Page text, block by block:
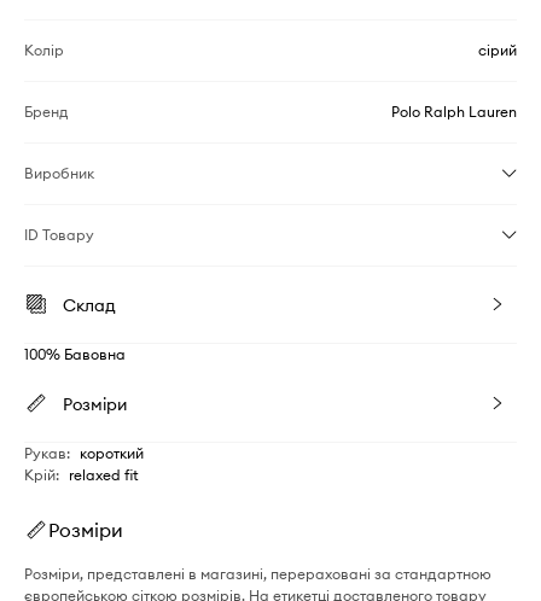
Колір сірий
Бренд Polo Ralph Lauren
Виробник
ID Товару
Склад
100% Бавовна
Розміри
Рукав: короткий
Крій: relaxed fit
Розміри
Розміри, представлені в магазині, перераховані за стандартною
європейською сіткою розмірів. На етикетці доставленого товару